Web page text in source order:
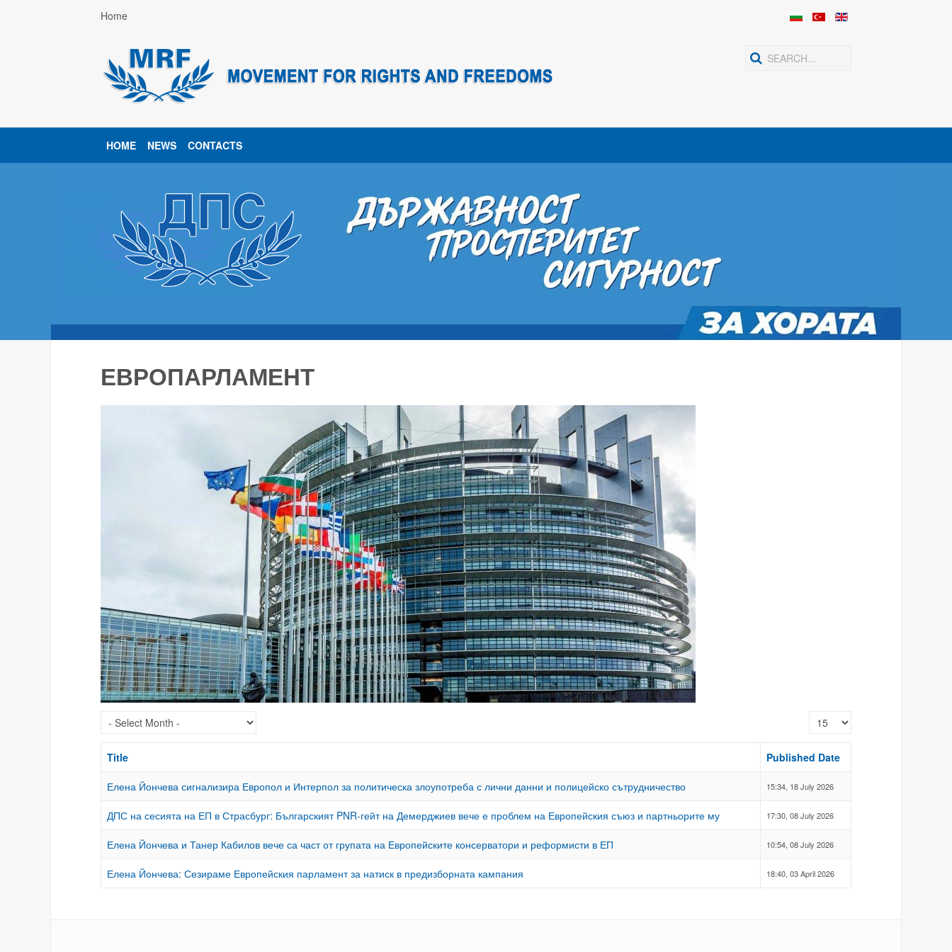
Home
HOME NEWS CONTACTS
ЕВРОПАРЛАМЕНТ
Display #
Title Published Date
Елена Йончева сигнализира Европол и Интерпол за политическа злоупотреба с лични данни и полицейско сътрудничество 15:34, 18 July 2026
ДПС на сесията на ЕП в Страсбург: Българският PNR-гейт на Демерджиев вече е проблем на Европейския съюз и партньорите му 17:30, 08 July 2026
Елена Йончева и Танер Кабилов вече са част от групата на Европейските консерватори и реформисти в ЕП 10:54, 08 July 2026
Елена Йончева: Сезираме Европейския парламент за натиск в предизборната кампания 18:40, 03 April 2026